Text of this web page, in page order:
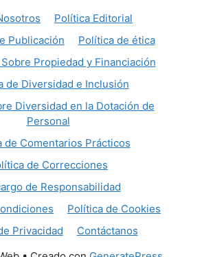
Política Editorial
Publicación
Política de ética
Propiedad y Financiación
de Diversidad e Inclusión
Diversidad en la Dotación de
Personal
de Comentarios Prácticos
de Correcciones
de Responsabilidad
Política de Cookies
Privacidad
Contáctanos